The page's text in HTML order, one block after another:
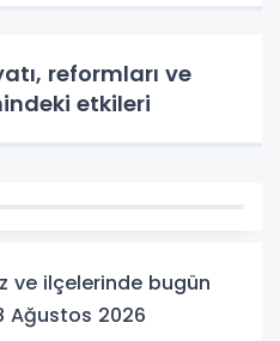
reformları ve
etkileri
ve ilçelerinde bugün
Ağustos 2026